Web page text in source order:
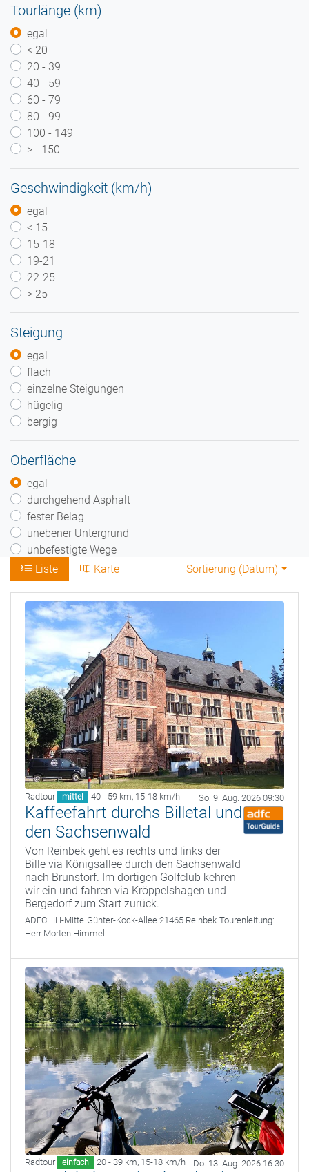
Tourlänge (km)
egal
< 20
20 - 39
40 - 59
60 - 79
80 - 99
100 - 149
>= 150
Geschwindigkeit (km/h)
egal
< 15
15-18
19-21
22-25
> 25
Steigung
egal
flach
einzelne Steigungen
hügelig
bergig
Oberfläche
egal
durchgehend Asphalt
fester Belag
unebener Untergrund
unbefestigte Wege
Liste
Karte Sortierung (Datum)
Radtour mittel 40 - 59 km, 15-18 km/h So. 9. Aug. 2026 09:30
Kaffeefahrt durchs Billetal und
den Sachsenwald
Von Reinbek geht es rechts und links der
Bille via Königsallee durch den Sachsenwald
nach Brunstorf. Im dortigen Golfclub kehren
wir ein und fahren via Kröppelshagen und
Bergedorf zum Start zurück.
ADFC HH-Mitte Günter-Kock-Allee 21465 Reinbek Tourenleitung:
Herr Morten Himmel
Radtour einfach 20 - 39 km, 15-18 km/h Do. 13. Aug. 2026 16:30